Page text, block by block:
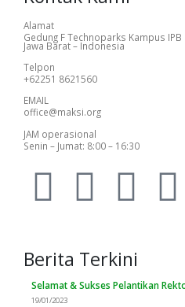
Alamat
Gedung F Technoparks Kampus
Jawa Barat – Indonesia
Telpon
+62251 8621560
EMAIL
office@maksi.org
JAM operasional
Senin – Jumat: 8:00 – 16:30
Berita Terkini
Selamat & Sukses Pelantikan
19/01/2023